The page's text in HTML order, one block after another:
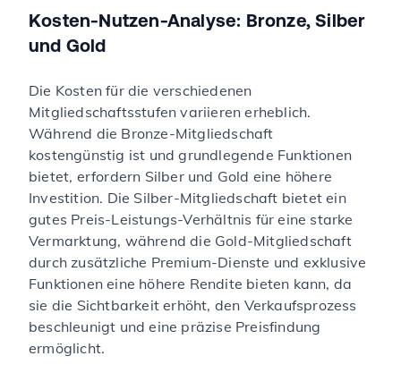
Kosten-Nutzen-Analyse: Bronze, Silber
und Gold
Die Kosten für die verschiedenen
Mitgliedschaftsstufen variieren erheblich.
Während die Bronze-Mitgliedschaft
kostengünstig ist und grundlegende Funktionen
bietet, erfordern Silber und Gold eine höhere
Investition. Die Silber-Mitgliedschaft bietet ein
gutes Preis-Leistungs-Verhältnis für eine starke
Vermarktung, während die Gold-Mitgliedschaft
durch zusätzliche Premium-Dienste und exklusive
Funktionen eine höhere Rendite bieten kann, da
sie die Sichtbarkeit erhöht, den Verkaufsprozess
beschleunigt und eine präzise Preisfindung
ermöglicht.